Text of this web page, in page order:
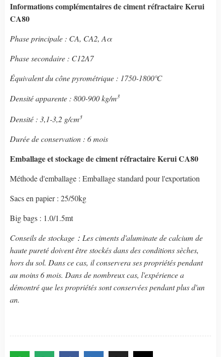
Informations complémentairesde ciment réfractaire Kerui
CA80
Phase principale : CA, CA2, Aα
Phase secondaire : C12A7
Équivalent du cône pyrométrique : 1750-1800℃
Densité apparente : 800-900 kg/m3
Densité : 3,1-3,2 g/cm3
Durée de conservation : 6 mois
Emballage et stockagede ciment réfractaire Kerui CA80
Méthode d'emballage : Emballage standard pour l'exportation
Sacs en papier : 25/50kg
Big bags : 1.0/1.5mt
Conseils de stockage：Les ciments d'aluminate de calcium de
haute pureté doivent être stockés dans des conditions sèches,
hors du sol. Dans ce cas, il conservera ses propriétés pendant
au moins 6 mois. Dans de nombreux cas, l'expérience a
démontré que les propriétés sont conservées pendant plus d'un
an.